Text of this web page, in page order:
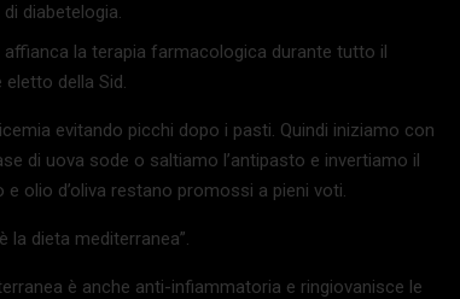
diabetelogia.
la terapia farmacologica durante tutto il
eletto della Sid.
evitando picchi dopo i pasti. Quindi iniziamo con
di uova sode o saltiamo l’antipasto e invertiamo il
olio d’oliva restano promossi a pieni voti.
la dieta mediterranea”.
è anche anti-infiammatoria e ringiovanisce le